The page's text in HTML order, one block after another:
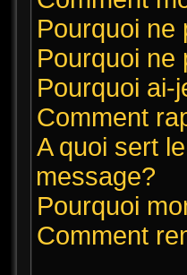
Pourquoi ne
Pourquoi ne
Pourquoi ai-
Comment
A quoi sert
message?
Pourquoi
Comment